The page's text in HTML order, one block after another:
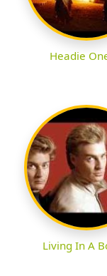
Headie
Living In A